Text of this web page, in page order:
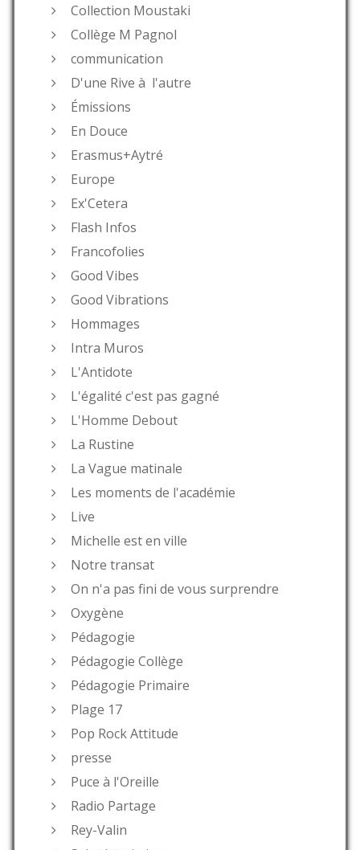
Collection Moustaki
Collège M Pagnol
communication
D'une Rive à l'autre
Émissions
En Douce
Erasmus+Aytré
Europe
Ex'Cetera
Flash Infos
Francofolies
Good Vibes
Good Vibrations
Hommages
Intra Muros
L'Antidote
L'égalité c'est pas gagné
L'Homme Debout
La Rustine
La Vague matinale
Les moments de l'académie
Live
Michelle est en ville
Notre transat
On n'a pas fini de vous surprendre
Oxygène
Pédagogie
Pédagogie Collège
Pédagogie Primaire
Plage 17
Pop Rock Attitude
presse
Puce à l'Oreille
Radio Partage
Rey-Valin